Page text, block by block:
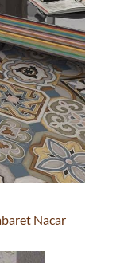
Nacar